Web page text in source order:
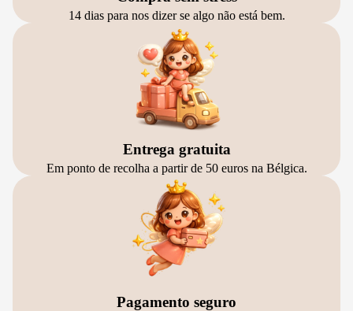
14 dias para nos dizer se algo não está bem.
Entrega gratuita
Em ponto de recolha a partir de 50 euros na Bélgica.
Pagamento seguro